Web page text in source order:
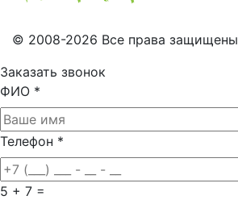
© 2008-2026 Все права защищены
Заказать звонок
ФИО *
Телефон *
5 + 7 =